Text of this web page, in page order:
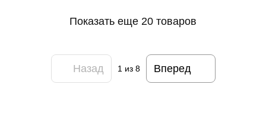
Показать еще 20 товаров
Назад 1из 8 Вперед